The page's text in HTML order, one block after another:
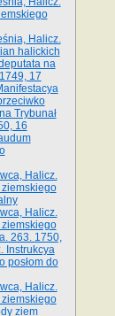
Halicz.
halickich
na
17
Trybunał
16
Halicz.
ziemskiego
Halicz.
ziemskiego
263. 1750,
Instrukcya
posłom do
Halicz.
ziemskiego
ziem